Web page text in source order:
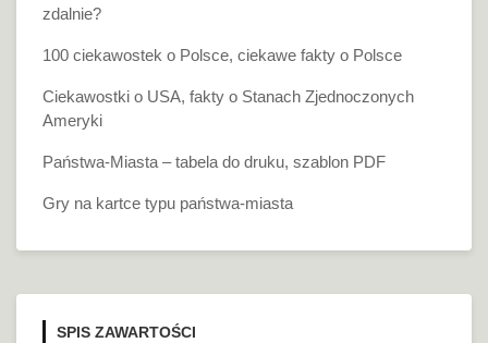
zdalnie?
100 ciekawostek o Polsce, ciekawe fakty o Polsce
Ciekawostki o USA, fakty o Stanach Zjednoczonych
Ameryki
Państwa-Miasta – tabela do druku, szablon PDF
Gry na kartce typu państwa-miasta
SPIS ZAWARTOŚCI